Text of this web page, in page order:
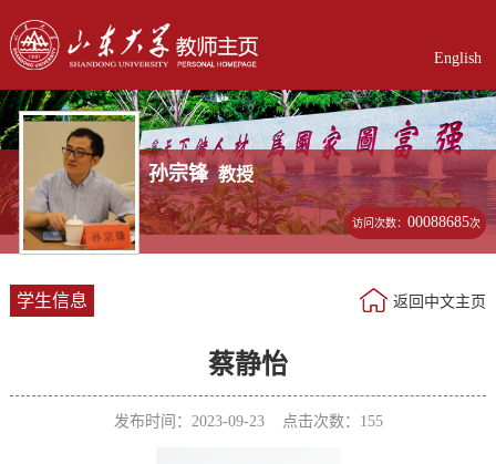
English
孙宗锋 教授
访问次数：00088685次
学生信息 返回中文主页
蔡静怡
发布时间：2023-09-23 点击次数： 155